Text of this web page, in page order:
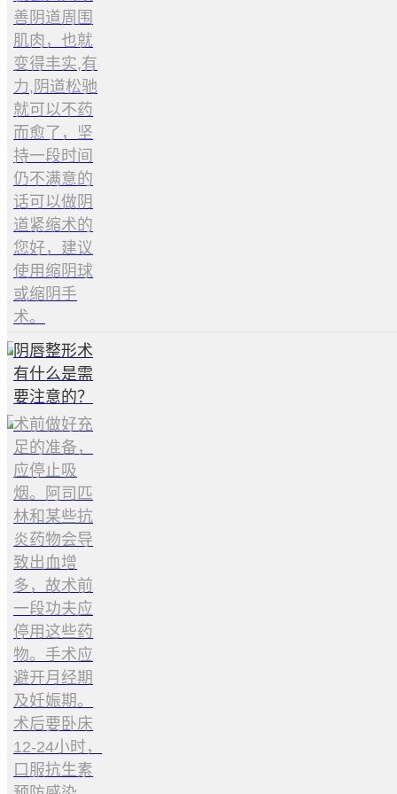
善阴道周围
肌肉，也就
变得丰实,有
力,阴道松驰
就可以不药
而愈了，坚
持一段时间
仍不满意的
话可以做阴
道紧缩术的
您好，建议
使用缩阴球
或缩阴手
术。
阴唇整形术
有什么是需
要注意的？
术前做好充
足的准备，
应停止吸
烟。阿司匹
林和某些抗
炎药物会导
致出血增
多，故术前
一段功夫应
停用这些药
物。手术应
避开月经期
及妊娠期。
术后要卧床
12-24小时，
口服抗生素